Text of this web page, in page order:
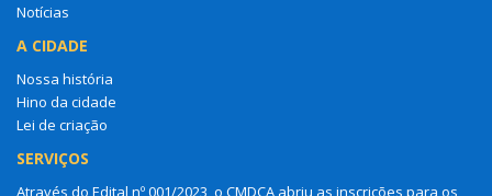
Notícias
A CIDADE
Nossa história
Hino da cidade
Lei de criação
SERVIÇOS
Através do Edital nº 001/2023, o CMDCA abriu as inscrições para os